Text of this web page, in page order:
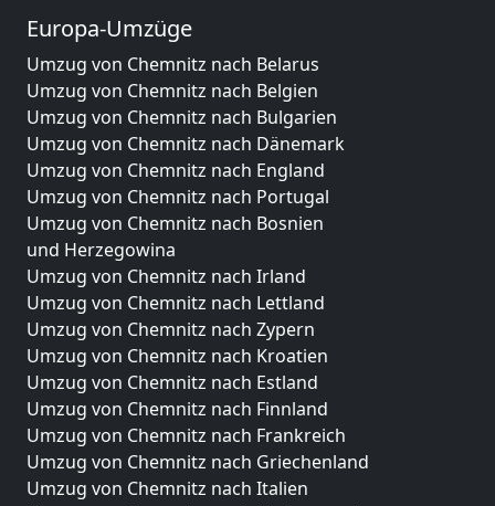
Europa-Umzüge
Umzug von Chemnitz nach Belarus
Umzug von Chemnitz nach Belgien
Umzug von Chemnitz nach Bulgarien
Umzug von Chemnitz nach Dänemark
Umzug von Chemnitz nach England
Umzug von Chemnitz nach Portugal
Umzug von Chemnitz nach Bosnien
und Herzegowina
Umzug von Chemnitz nach Irland
Umzug von Chemnitz nach Lettland
Umzug von Chemnitz nach Zypern
Umzug von Chemnitz nach Kroatien
Umzug von Chemnitz nach Estland
Umzug von Chemnitz nach Finnland
Umzug von Chemnitz nach Frankreich
Umzug von Chemnitz nach Griechenland
Umzug von Chemnitz nach Italien